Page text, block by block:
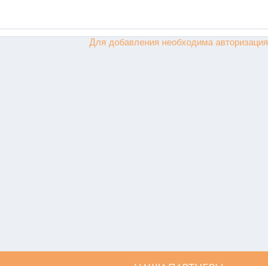
Для добавления необходима авторизация